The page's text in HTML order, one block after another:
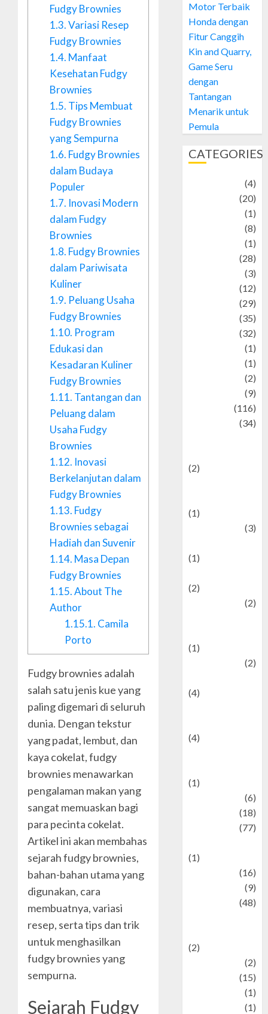
Fudgy Brownies
1.3.Variasi Resep
Fudgy Brownies
1.4. Manfaat
Kesehatan Fudgy
Brownies
1.5. Tips Membuat
Fudgy Brownies
yang Sempurna
1.6. Fudgy Brownies
dalam Budaya
Populer
1.7. Inovasi Modern
dalam Fudgy
Brownies
1.8. Fudgy Brownies
dalam Pariwisata
Kuliner
1.9. Peluang Usaha
Fudgy Brownies
1.10. Program
Edukasi dan
Kesadaran Kuliner
Fudgy Brownies
1.11. Tantangan dan
Peluang dalam
Usaha Fudgy
Brownies
1.12. Inovasi
Berkelanjutan dalam
Fudgy Brownies
1.13. Fudgy
Brownies sebagai
Hadiah dan Suvenir
1.14. Masa Depan
Fudgy Brownies
1.15.About The
Author
1.15.1. Camila
Porto
Fudgy brownies adalah
salah satu jenis kue yang
paling digemari di seluruh
dunia. Dengan tekstur
yang padat, lembut, dan
kaya cokelat, fudgy
brownies menawarkan
pengalaman makan yang
sangat memuaskan bagi
para pecinta cokelat.
Artikel ini akan membahas
sejarah fudgy brownies,
bahan-bahan utama yang
digunakan, cara
membuatnya, variasi
resep, serta tips dan trik
untuk menghasilkan
fudgy brownies yang
sempurna.
Sejarah Fudgy
Motor Terbaik
Honda dengan
Fitur Canggih
Kin and Quarry,
Game Seru
dengan
Tantangan
Menarik untuk
Pemula
CATEGORIES
(4)
(20)
(1)
(8)
(1)
(28)
(3)
(12)
(29)
(35)
(32)
(1)
(1)
(2)
(9)
(116)
(34)
(2)
(1)
(3)
(1)
(2)
(2)
(1)
(2)
(4)
(4)
(1)
(6)
(18)
(77)
(1)
(16)
(9)
(48)
(2)
(2)
(15)
(1)
(1)